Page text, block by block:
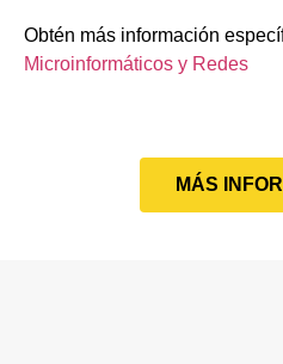
Obtén más información
Microinformáticos y Redes
MÁS